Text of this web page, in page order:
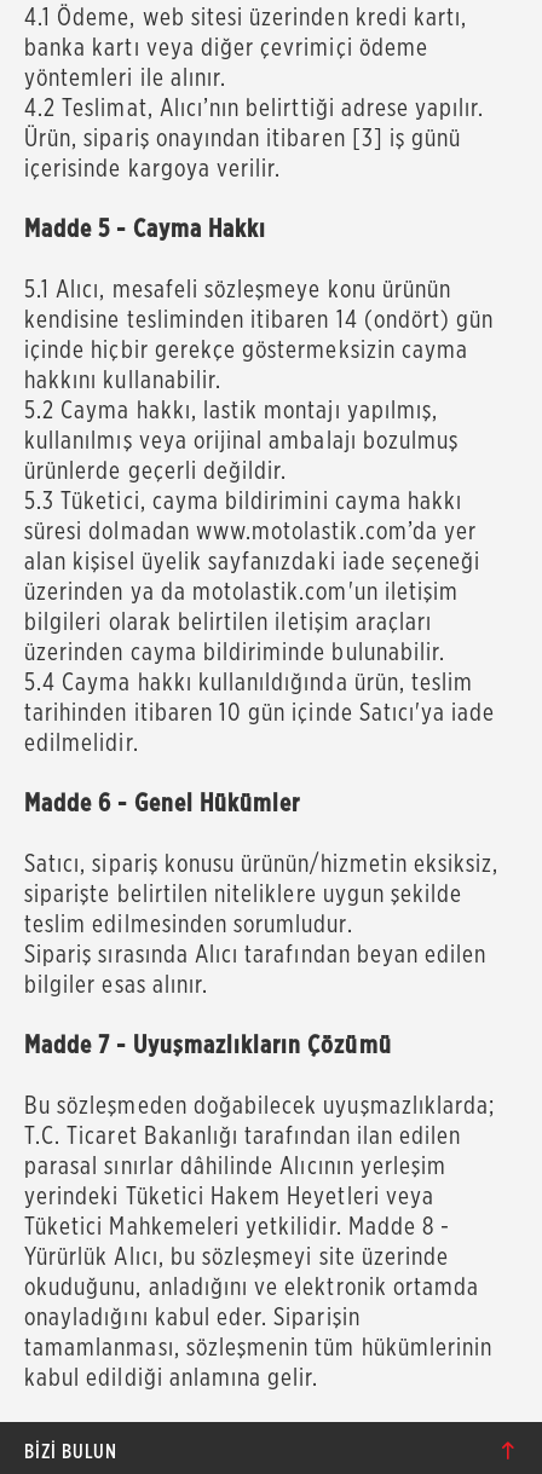
4.1 Ödeme, web sitesi üzerinden kredi kartı,
banka kartı veya diğer çevrimiçi ödeme
yöntemleri ile alınır.
4.2 Teslimat, Alıcı’nın belirttiği adrese yapılır.
Ürün, sipariş onayından itibaren [3] iş günü
içerisinde kargoya verilir.
Madde 5 - Cayma Hakkı
5.1 Alıcı, mesafeli sözleşmeye konu ürünün
kendisine tesliminden itibaren 14 (ondört) gün
içinde hiçbir gerekçe göstermeksizin cayma
hakkını kullanabilir.
5.2 Cayma hakkı, lastik montajı yapılmış,
kullanılmış veya orijinal ambalajı bozulmuş
ürünlerde geçerli değildir.
5.3 Tüketici, cayma bildirimini cayma hakkı
süresi dolmadan www.motolastik.com’da yer
alan kişisel üyelik sayfanızdaki iade seçeneği
üzerinden ya da motolastik.com'un iletişim
bilgileri olarak belirtilen iletişim araçları
üzerinden cayma bildiriminde bulunabilir.
5.4 Cayma hakkı kullanıldığında ürün, teslim
tarihinden itibaren 10 gün içinde Satıcı'ya iade
edilmelidir.
Madde 6 - Genel Hükümler
Satıcı, sipariş konusu ürünün/hizmetin eksiksiz,
siparişte belirtilen niteliklere uygun şekilde
teslim edilmesinden sorumludur.
Sipariş sırasında Alıcı tarafından beyan edilen
bilgiler esas alınır.
Madde 7 - Uyuşmazlıkların Çözümü
Bu sözleşmeden doğabilecek uyuşmazlıklarda;
T.C. Ticaret Bakanlığı tarafından ilan edilen
parasal sınırlar dâhilinde Alıcının yerleşim
yerindeki Tüketici Hakem Heyetleri veya
Tüketici Mahkemeleri yetkilidir. Madde 8 -
Yürürlük Alıcı, bu sözleşmeyi site üzerinde
okuduğunu, anladığını ve elektronik ortamda
onayladığını kabul eder. Siparişin
tamamlanması, sözleşmenin tüm hükümlerinin
kabul edildiği anlamına gelir.
BIZI BULUN